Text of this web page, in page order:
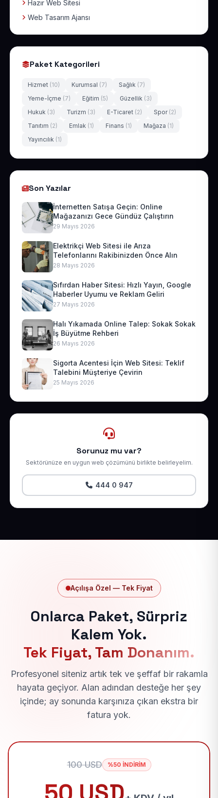
Hazır Web Sitesi
Web Tasarım Ajansı
Paket Kategorileri
Hizmet (10) Kurumsal (7) Sağlık (7)
Yeme-İçme (7) Eğitim (5) Güzellik (3)
Hukuk (3) Turizm (3) E-Ticaret (2) Spor (2)
Tanıtım (2) Emlak (1) Finans (1) Mağaza (1)
Yayıncılık (1)
Son Yazılar
İnternetten Satışa Geçin: Online
Mağazanızı Gece Gündüz Çalıştırın
29 Mayıs 2026
Elektrikçi Web Sitesi ile Arıza
Telefonlarını Rakibinizden Önce Alın
28 Mayıs 2026
Sıfırdan Haber Sitesi: Hızlı Yayın, Google
Haberler Uyumu ve Reklam Geliri
27 Mayıs 2026
Halı Yıkamada Online Talep: Sokak Sokak
İş Büyütme Rehberi
26 Mayıs 2026
Sigorta Acentesi İçin Web Sitesi: Teklif
Talebini Müşteriye Çevirin
25 Mayıs 2026
Sorunuz mu var?
Sektörünüze en uygun web çözümünü birlikte belirleyelim.
444 0 947
Açılışa Özel — Tek Fiyat
Onlarca Paket, Sürpriz
Kalem Yok.
Tek Fiyat, Tam Donanım.
Profesyonel siteniz artık tek ve şeffaf bir rakamla
hayata geçiyor. Alan adından desteğe her şey
içinde; ay sonunda karşınıza çıkan ekstra bir
fatura yok.
100 USD %50 İNDİRİM